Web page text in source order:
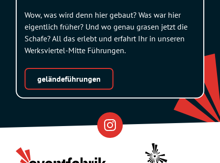
Partner
Wow, was wird denn hier gebaut? Was war hier
eigentlich früher? Und wo genau grasen jetzt die
Schafe? All das erlebt und erfahrt Ihr in unseren
Werksviertel-Mitte Führungen.
geländeführungen